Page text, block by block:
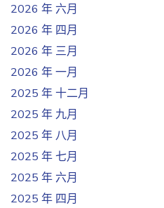
2026 年 六月
2026 年 四月
2026 年 三月
2026 年 一月
2025 年 十二月
2025 年 九月
2025 年 八月
2025 年 七月
2025 年 六月
2025 年 四月